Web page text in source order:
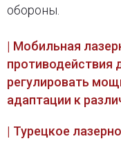
обороны.
| Мобильная
противодействия
регулировать
адаптации к
| Турецкое